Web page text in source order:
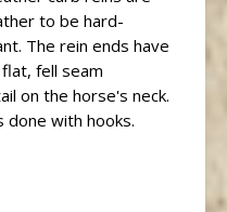
to be hard-
. The rein ends have
fell seam
on the horse's neck.
done with hooks.